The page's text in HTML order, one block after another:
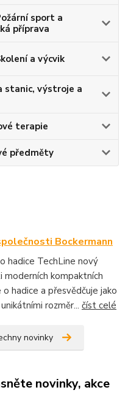
sport a
příprava
a výcvik
stanic, výstroje a
terapie
předměty
Bockermann
hadice TechLine nový
kompaktních
hadice a přesvědčuje jako
rozměr... číst celé
novinky
novinky, akce